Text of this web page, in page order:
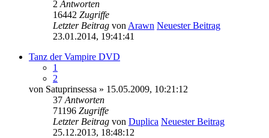
2 Antworten
16442 Zugriffe
Letzter Beitrag von Arawn Neuester Beitrag
23.01.2014, 19:41:41
Tanz der Vampire DVD
1
2
von Satuprinsessa » 15.05.2009, 10:21:12
37 Antworten
71196 Zugriffe
Letzter Beitrag von Duplica Neuester Beitrag
25.12.2013, 18:48:12